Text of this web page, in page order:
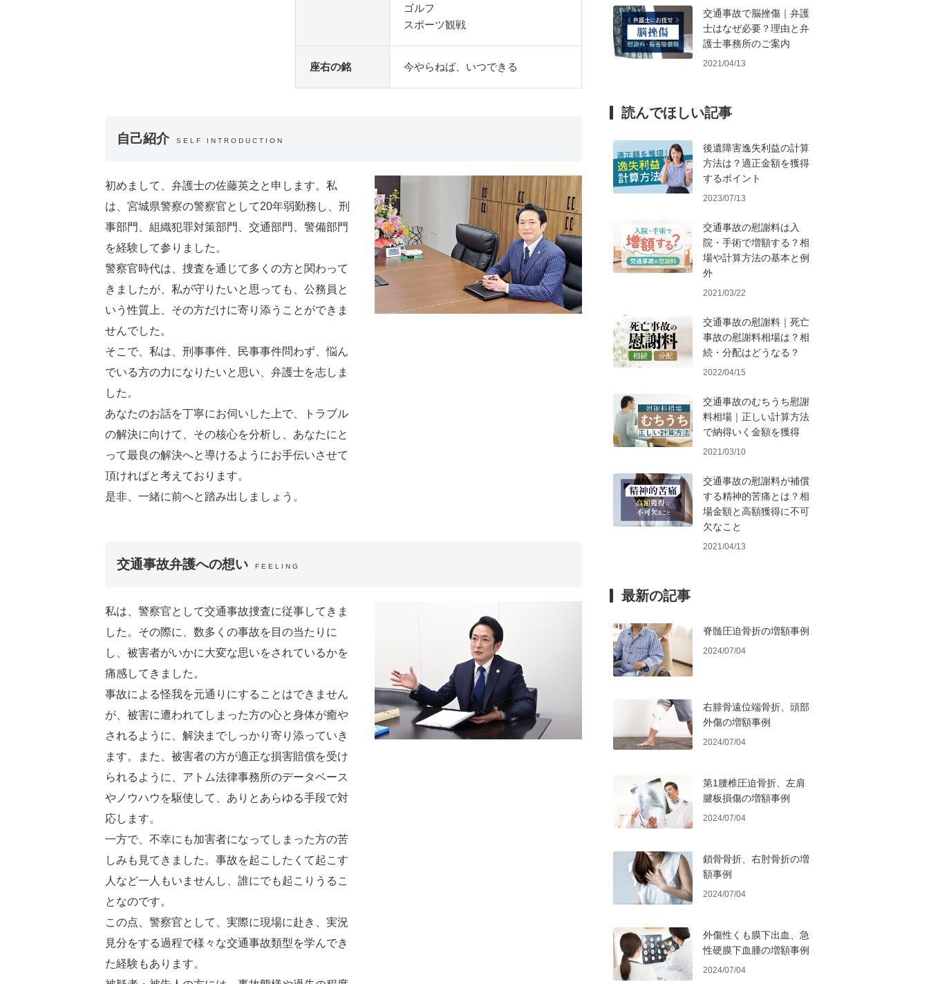
ゴルフ
スポーツ観戦
座右の銘 今やらねば、いつできる
自己紹介 SELF INTRODUCTION
初めまして、弁護士の佐藤英之と申します。私
は、宮城県警察の警察官として20年弱勤務し、刑
事部門、組織犯罪対策部門、交通部門、警備部門
を経験して参りました。
警察官時代は、捜査を通じて多くの方と関わって
きましたが、私が守りたいと思っても、公務員と
いう性質上、その方だけに寄り添うことができま
せんでした。
そこで、私は、刑事事件、民事事件問わず、悩ん
でいる方の力になりたいと思い、弁護士を志しま
した。
あなたのお話を丁寧にお伺いした上で、トラブル
の解決に向けて、その核心を分析し、あなたにと
って最良の解決へと導けるようにお手伝いさせて
頂ければと考えております。
是非、一緒に前へと踏み出しましょう。
交通事故弁護への想い FEELING
私は、警察官として交通事故捜査に従事してきま
した。その際に、数多くの事故を目の当たりに
し、被害者がいかに大変な思いをされているかを
痛感してきました。
事故による怪我を元通りにすることはできません
が、被害に遭われてしまった方の心と身体が癒や
されるように、解決までしっかり寄り添っていき
ます。また、被害者の方が適正な損害賠償を受け
られるように、アトム法律事務所のデータベース
やノウハウを駆使して、ありとあらゆる手段で対
応します。
一方で、不幸にも加害者になってしまった方の苦
しみも見てきました。事故を起こしたくて起こす
人など一人もいませんし、誰にでも起こりうるこ
となのです。
この点、警察官として、実際に現場に赴き、実況
見分をする過程で様々な交通事故類型を学んでき
た経験もあります。
交通事故で脳挫傷｜弁護
士はなぜ必要？理由と弁
護士事務所のご案内
2021/04/13
読んでほしい記事
後遺障害逸失利益の計算
方法は？適正金額を獲得
するポイント
2023/07/13
交通事故の慰謝料は入
院・手術で増額する？相
場や計算方法の基本と例
外
2021/03/22
交通事故の慰謝料｜死亡
事故の慰謝料相場は？相
続・分配はどうなる？
2022/04/15
交通事故のむちうち慰謝
料相場｜正しい計算方法
で納得いく金額を獲得
2021/03/10
交通事故の慰謝料が補償
する精神的苦痛とは？相
場金額と高額獲得に不可
欠なこと
2021/04/13
最新の記事
脊髄圧迫骨折の増額事例
2024/07/04
右腓骨遠位端骨折、頭部
外傷の増額事例
2024/07/04
第1腰椎圧迫骨折、左肩
腱板損傷の増額事例
2024/07/04
鎖骨骨折、右肘骨折の増
額事例
2024/07/04
外傷性くも膜下出血、急
性硬膜下血腫の増額事例
2024/07/04